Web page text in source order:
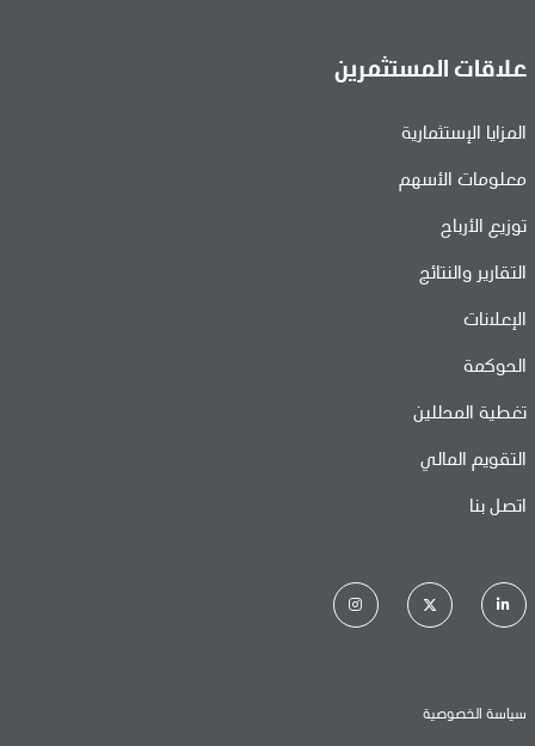
علاقات المستثمرين
المزايا الإستثمارية
معلومات الأسهم
توزيع الأرباح
التقارير والنتائج
الإعلانات
الحوكمة
تغطية المحللين
التقويم المالي
اتصل بنا
سياسة الخصوصية